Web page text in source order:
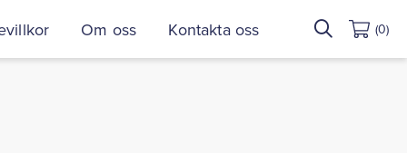
Om oss Kontakta oss
Sök
efter:
(0)